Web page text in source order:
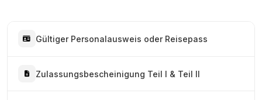
Gültiger Personalausweis oder Reisepass
Zulassungsbescheinigung Teil I & Teil II